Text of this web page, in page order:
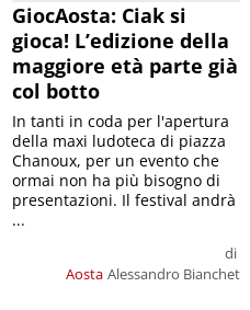
GiocAosta: Ciak si
gioca! L’edizione della
maggiore età parte già
col botto
Aosta
di
Alessandro Bianchet
In tanti in coda per l'apertura
della maxi ludoteca di piazza
Chanoux, per un evento che
ormai non ha più bisogno di
presentazioni. Il festival andrà
...